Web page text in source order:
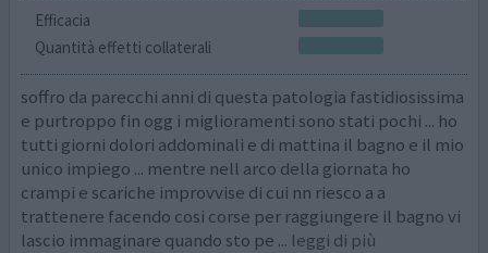
Efficacia
Quantità effetti collaterali
soffro da parecchi anni di questa patologia fastidiosissima
e purtroppo fin ogg i miglioramenti sono stati pochi ... ho
tutti giorni dolori addominali e di mattina il bagno e il mio
unico impiego ... mentre nell arco della giornata ho
crampi e scariche improvvise di cui nn riesco a a
trattenere facendo cosi corse per raggiungere il bagno vi
lascio immaginare quando sto pe ... leggi di più